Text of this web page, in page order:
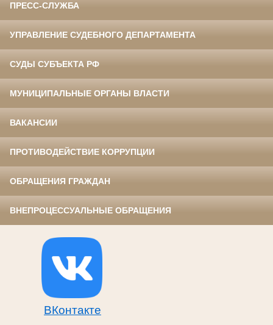
ПРЕСС-СЛУЖБА
УПРАВЛЕНИЕ СУДЕБНОГО ДЕПАРТАМЕНТА
СУДЫ СУБЪЕКТА РФ
МУНИЦИПАЛЬНЫЕ ОРГАНЫ ВЛАСТИ
ВАКАНСИИ
ПРОТИВОДЕЙСТВИЕ КОРРУПЦИИ
ОБРАЩЕНИЯ ГРАЖДАН
ВНЕПРОЦЕССУАЛЬНЫЕ ОБРАЩЕНИЯ
ВКонтакте